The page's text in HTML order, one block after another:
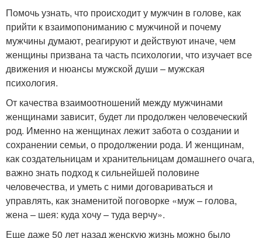
Помочь узнать, что происходит у мужчин в голове, как
прийти к взаимопониманию с мужчиной и почему
мужчины думают, реагируют и действуют иначе, чем
женщины призвана та часть психологии, что изучает все
движения и нюансы мужской души – мужская
психология.
От качества взаимоотношений между мужчинами
женщинами зависит, будет ли продолжен человеческий
род. Именно на женщинах лежит забота о создании и
сохранении семьи, о продолжении рода. И женщинам,
как создательницам и хранительницам домашнего очага,
важно знать подход к сильнейшей половине
человечества, и уметь с ними договариваться и
управлять, как знаменитой поговорке «муж – голова,
жена – шея: куда хочу – туда верчу».
Еще даже 50 лет назад женскую жизнь можно было